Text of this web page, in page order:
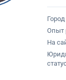
Город
Опыт
На